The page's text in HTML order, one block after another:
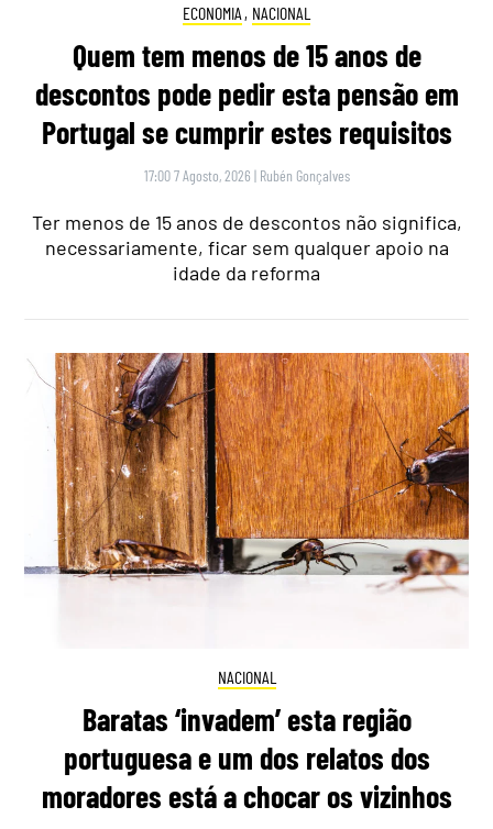
ECONOMIA , NACIONAL
Quem tem menos de 15 anos de
descontos pode pedir esta pensão em
Portugal se cumprir estes requisitos
17:00 7 Agosto, 2026 | Rubén Gonçalves
Ter menos de 15 anos de descontos não significa,
necessariamente, ficar sem qualquer apoio na
idade da reforma
NACIONAL
Baratas ‘invadem’ esta região
portuguesa e um dos relatos dos
moradores está a chocar os vizinhos